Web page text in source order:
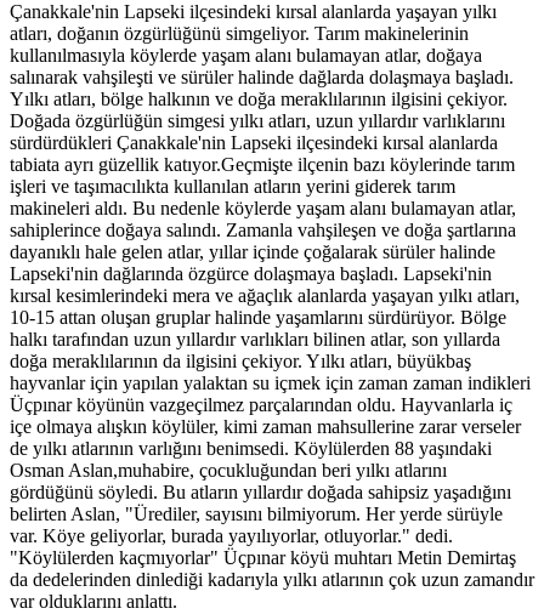
Çanakkale'nin Lapseki ilçesindeki kırsal alanlarda yaşayan yılkı
atları, doğanın özgürlüğünü simgeliyor. Tarım makinelerinin
kullanılmasıyla köylerde yaşam alanı bulamayan atlar, doğaya
salınarak vahşileşti ve sürüler halinde dağlarda dolaşmaya başladı.
Yılkı atları, bölge halkının ve doğa meraklılarının ilgisini çekiyor.
Doğada özgürlüğün simgesi yılkı atları, uzun yıllardır varlıklarını
sürdürdükleri Çanakkale'nin Lapseki ilçesindeki kırsal alanlarda
tabiata ayrı güzellik katıyor.Geçmişte ilçenin bazı köylerinde tarım
işleri ve taşımacılıkta kullanılan atların yerini giderek tarım
makineleri aldı. Bu nedenle köylerde yaşam alanı bulamayan atlar,
sahiplerince doğaya salındı. Zamanla vahşileşen ve doğa şartlarına
dayanıklı hale gelen atlar, yıllar içinde çoğalarak sürüler halinde
Lapseki'nin dağlarında özgürce dolaşmaya başladı. Lapseki'nin
kırsal kesimlerindeki mera ve ağaçlık alanlarda yaşayan yılkı atları,
10-15 attan oluşan gruplar halinde yaşamlarını sürdürüyor. Bölge
halkı tarafından uzun yıllardır varlıkları bilinen atlar, son yıllarda
doğa meraklılarının da ilgisini çekiyor. Yılkı atları, büyükbaş
hayvanlar için yapılan yalaktan su içmek için zaman zaman indikleri
Üçpınar köyünün vazgeçilmez parçalarından oldu. Hayvanlarla iç
içe olmaya alışkın köylüler, kimi zaman mahsullerine zarar verseler
de yılkı atlarının varlığını benimsedi. Köylülerden 88 yaşındaki
Osman Aslan,muhabire, çocukluğundan beri yılkı atlarını
gördüğünü söyledi. Bu atların yıllardır doğada sahipsiz yaşadığını
belirten Aslan, "Ürediler, sayısını bilmiyorum. Her yerde sürüyle
var. Köye geliyorlar, burada yayılıyorlar, otluyorlar." dedi.
"Köylülerden kaçmıyorlar" Üçpınar köyü muhtarı Metin Demirtaş
da dedelerinden dinlediği kadarıyla yılkı atlarının çok uzun zamandır
var olduklarını anlattı.